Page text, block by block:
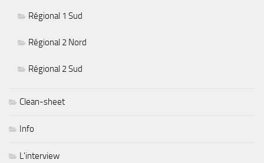
Régional 1 Sud
Régional 2 Nord
Régional 2 Sud
Clean-sheet
Info
L'interview